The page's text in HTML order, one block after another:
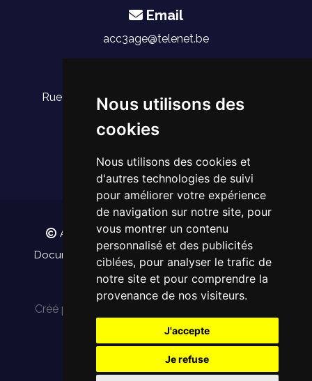
Nous utilisons des
cookies
Nous utilisons des cookies et
d'autres technologies de suivi
pour améliorer votre expérience
de navigation sur notre site, pour
vous montrer un contenu
personnalisé et des publicités
ciblées, pour analyser le trafic de
notre site et pour comprendre la
provenance de nos visiteurs.
J'accepte
Je refuse
Email
acc3age@telenet.be
Rue du Saphir 27, 1030 Schaerbeek, Belgique
ACCUEIL 3ÈME ÂGE - Tous droits réservés.
Documents légaux
Politique de confidentialité
Créé par